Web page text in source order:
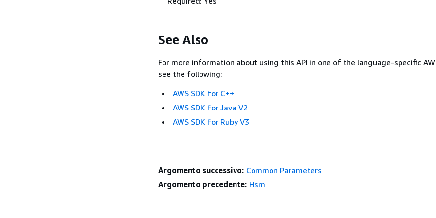
See Also
For more information about using this API in one of the language-specific
see the following:
AWS SDK for C++
AWS SDK for Java V2
AWS SDK for Ruby V3
Argomento successivo: Common Parameters
Argomento precedente: Hsm